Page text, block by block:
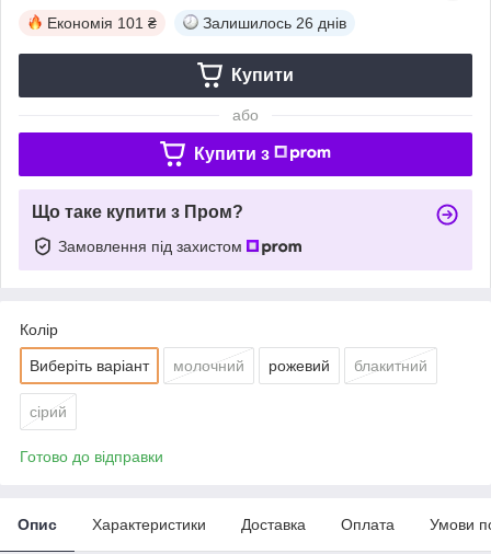
Економія 101 ₴ Залишилось 26 днів
Купити
або
Купити з
Що таке купити з Пром?
Замовлення під захистом
Колір
Виберіть варіант молочний рожевий блакитний
сірий
Готово до відправки
Опис Характеристики Доставка Оплата Умови